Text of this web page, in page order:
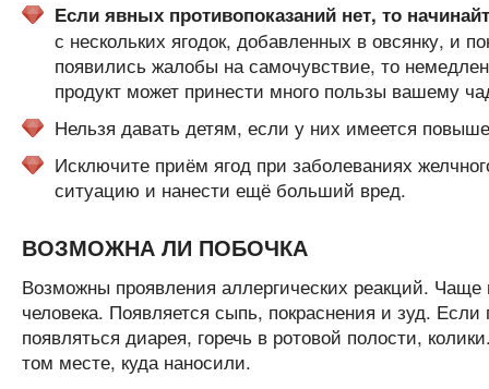
Если явных противопоказаний нет, то
с нескольких ягодок, добавленных в овсянку, и
появились жалобы на самочувствие, то
продукт может принести много пользы вашему
Нельзя давать детям, если у них имеется
Исключите приём ягод при заболеваниях
ситуацию и нанести ещё больший вред.
ВОЗМОЖНА ЛИ ПОБОЧКА
Возможны проявления аллергических реакций.
человека. Появляется сыпь, покраснения и зуд.
появляться диарея, горечь в ротовой полости,
том месте, куда наносили.